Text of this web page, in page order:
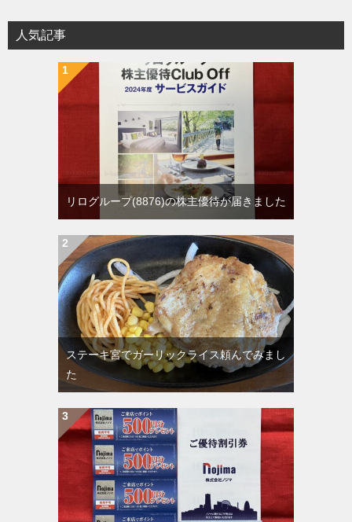
人気記事
リログループ(8876)の株主優待が届きました
ステーキ宮でガーリックライス頼んでみまし
た